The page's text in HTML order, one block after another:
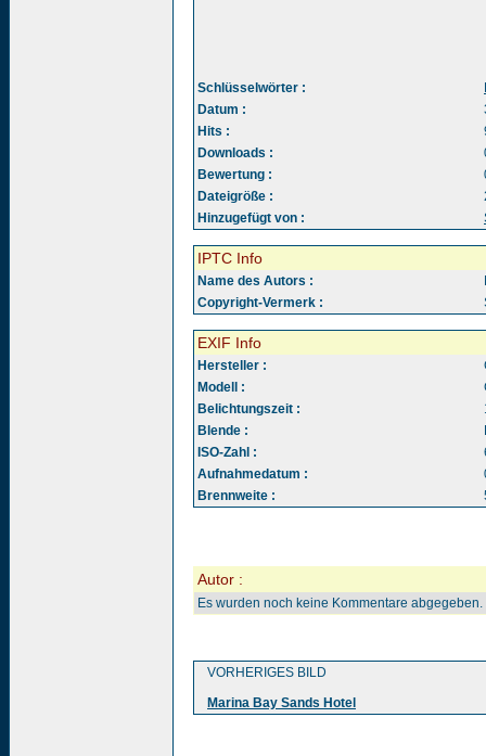
Schlüsselwörter :
Datum :
Hits :
Downloads :
Bewertung :
Dateigröße :
Hinzugefügt von :
IPTC Info
Name des Autors :
Copyright-Vermerk :
EXIF Info
Hersteller :
Modell :
Belichtungszeit :
Blende :
ISO-Zahl :
Aufnahmedatum :
Brennweite :
Autor :
Es wurden noch keine Kommentare abgegeben.
VORHERIGES BILD
Marina Bay Sands Hotel